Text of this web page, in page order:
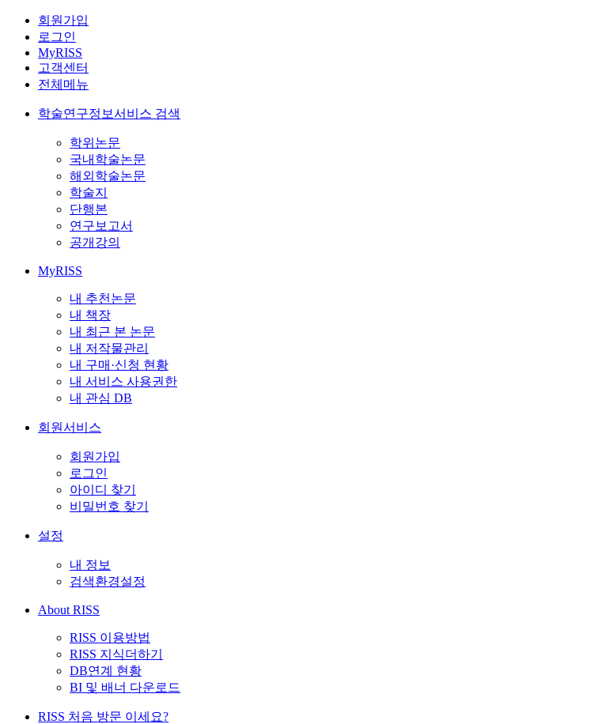
회원가입
로그인
MyRISS
고객센터
전체메뉴
학술연구정보서비스 검색
학위논문
국내학술논문
해외학술논문
학술지
단행본
연구보고서
공개강의
MyRISS
내 추천논문
내 책장
내 최근 본 논문
내 저작물관리
내 구매·신청 현황
내 서비스 사용권한
내 관심 DB
회원서비스
회원가입
로그인
아이디 찾기
비밀번호 찾기
설정
내 정보
검색환경설정
About RISS
RISS 이용방법
RISS 지식더하기
DB연계 현황
BI 및 배너 다운로드
RISS 처음 방문 이세요?